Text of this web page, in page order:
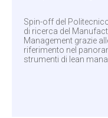
Spin-off del
di ricerca del
Management grazie
riferimento nel
strumenti di lean